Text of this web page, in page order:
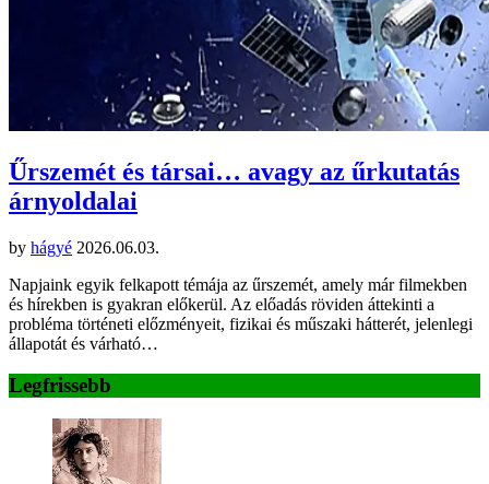
Űrszemét és társai… avagy az űrkutatás
árnyoldalai
by hágyé 2026.06.03.
Napjaink egyik felkapott témája az űrszemét, amely már filmekben
és hírekben is gyakran előkerül. Az előadás röviden áttekinti a
probléma történeti előzményeit, fizikai és műszaki hátterét, jelenlegi
állapotát és várható…
Legfrissebb